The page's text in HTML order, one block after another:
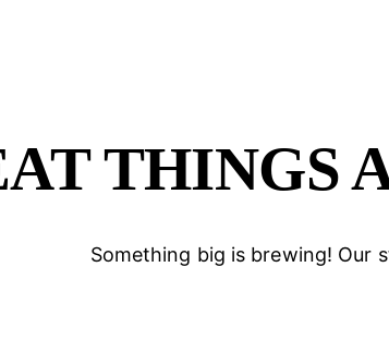
THINGS
Something big is brewing! Our